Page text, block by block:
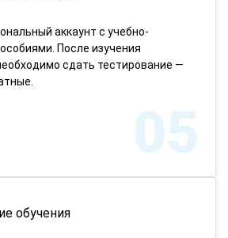
аккаунт с учебно-
После изучения
сдать тестирование —
05
обучения